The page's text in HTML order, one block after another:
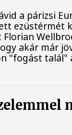
a párizsi
ezüstérmét
akár már
"fogást talál"